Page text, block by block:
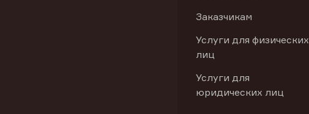
Заказчикам
Услуги для физических
лиц
Услуги для
юридических лиц